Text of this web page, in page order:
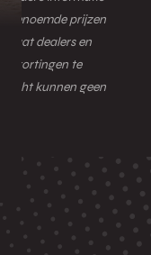
genoemde prijzen
dealers en
kortingen te
kunnen geen